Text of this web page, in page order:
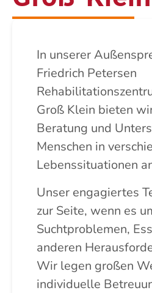
In unserer
Friedrich Petersen
Groß Klein bieten
Beratung und
Menschen in
Lebenssituationen
Unser engagiertes
zur Seite, wenn es
Suchtproblemen,
anderen
Wir legen großen
individuelle